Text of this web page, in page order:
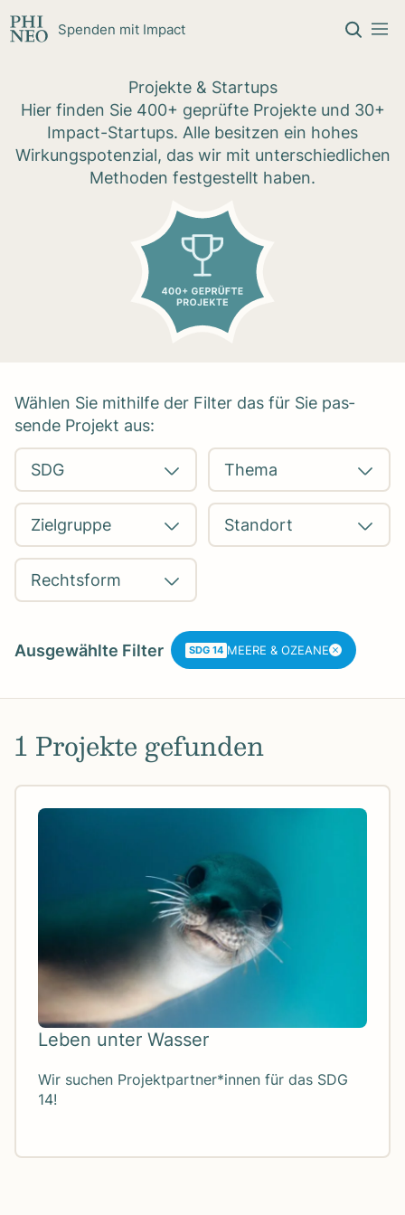
Spenden mit Impact
Pro­jekte & Start­ups
Hier finden Sie 400+ geprüfte Projekte und 30+
Impact-Startups. Alle besitzen ein hohes
Wirkungspotenzial, das wir mit unterschiedlichen
Methoden festgestellt haben.
Wäh­len Sie mit­hilfe der Fil­ter das für Sie pas­
sende Pro­jekt aus:
Aus­ge­wählte Fil­ter SDG 14 MEERE & OZEANE
1 Projekte gefunden
Leben unter Was­ser
Wir suchen Projektpartner*innen für das SDG
14!